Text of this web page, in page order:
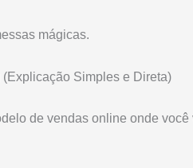
mágicas.
Simples e Direta)
de vendas online onde